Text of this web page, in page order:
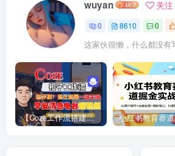
wuyan 关注
0 8610 0
这家伙很懒，什么都没有
【Coze工作流搭建实操教程】【coze】早安情感电台日签视频还在手动做？用扣子工作流自动生成，省时90%